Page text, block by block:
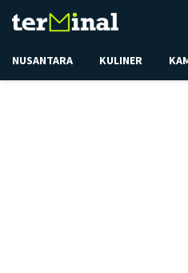
NUSANTARA KULINER